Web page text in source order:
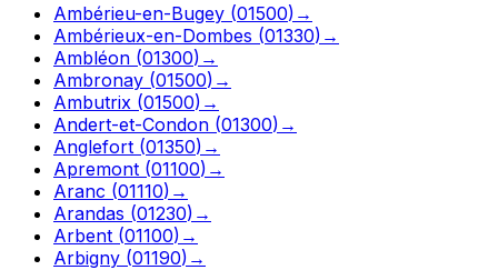
Ambérieu-en-Bugey (01500) →
Ambérieux-en-Dombes (01330) →
Ambléon (01300) →
Ambronay (01500) →
Ambutrix (01500) →
Andert-et-Condon (01300) →
Anglefort (01350) →
Apremont (01100) →
Aranc (01110) →
Arandas (01230) →
Arbent (01100) →
Arbigny (01190) →